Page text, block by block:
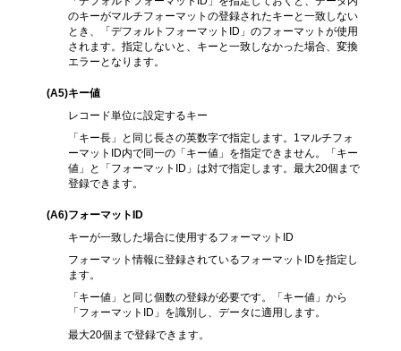
のキーがマルチフォーマットの登録されたキーと一致しない
とき、「デフォルトフォーマットID」のフォーマットが使用
されます。指定しないと、キーと一致しなかった場合、変換
エラーとなります。
(A5)キー値
レコード単位に設定するキー
「キー長」と同じ長さの英数字で指定します。1マルチフォ
ーマットID内で同一の「キー値」を指定できません。「キー
値」と「フォーマットID」は対で指定します。最大20個まで
登録できます。
(A6)フォーマットID
キーが一致した場合に使用するフォーマットID
フォーマット情報に登録されているフォーマットIDを指定し
ます。
「キー値」と同じ個数の登録が必要です。「キー値」から
「フォーマットID」を識別し、データに適用します。
最大20個まで登録できます。